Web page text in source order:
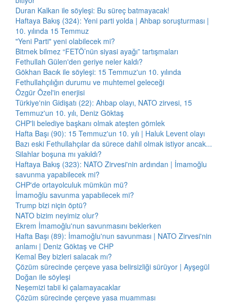
Duran Kalkan ile söyleşi: Bu süreç batmayacak!
Haftaya Bakış (324): Yeni parti yolda | Ahbap soruşturması |
10. yılında 15 Temmuz
"Yeni Parti" yeni olabilecek mi?
Bitmek bilmez “FETÖ’nün siyasi ayağı” tartışmaları
Fethullah Gülen'den geriye neler kaldı?
Gökhan Bacık ile söyleşi: 15 Temmuz'un 10. yılında
Fethullahçılığın durumu ve muhtemel geleceği
Özgür Özel'in enerjisi
Türkiye'nin Gidişatı (22): Ahbap olayı, NATO zirvesi, 15
Temmuz'un 10. yılı, Deniz Göktaş
CHP'li belediye başkanı olmak ateşten gömlek
Hafta Başı (90): 15 Temmuz'un 10. yılı | Haluk Levent olayı
Bazı eski Fethullahçılar da sürece dahil olmak istiyor ancak...
Silahlar boşuna mı yakıldı?
Haftaya Bakış (323): NATO Zirvesi'nin ardından | İmamoğlu
savunma yapabilecek mi?
CHP'de ortayolculuk mümkün mü?
İmamoğlu savunma yapabilecek mi?
Trump bizi niçin öptü?
NATO bizim neyimiz olur?
Ekrem İmamoğlu'nun savunmasını beklerken
Hafta Başı (89): İmamoğlu'nun savunması | NATO Zirvesi'nin
anlamı | Deniz Göktaş ve CHP
Kemal Bey bizleri salacak mı?
Çözüm sürecinde çerçeve yasa belirsizliği sürüyor | Ayşegül
Doğan ile söyleşi
Neşemizi tabii ki çalamayacaklar
Çözüm sürecinde çerçeve yasa muamması